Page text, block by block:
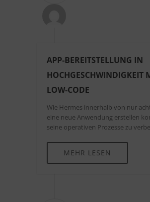
APP-BEREITSTELLUNG IN
HOCHGESCHWINDIGKEIT
LOW-CODE
Wie Hermes innerhalb von nur
eine neue Anwendung erstellen
seine operativen Prozesse zu
MEHR LESEN